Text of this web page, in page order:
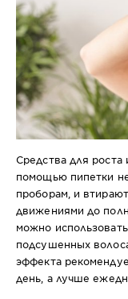
Средства для роста
помощью пипетки
проборам, и
движениями до
можно
подсушенных
эффекта
день, а лучше